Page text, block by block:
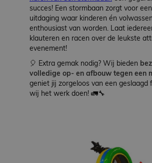
Contact
Indoor
Springparadijs
zoeken
succes! Een stormbaan zorgt voor
uitdaging waar kinderen én
enthousiast van worden. Laat
klauteren en racen over de leukste
evenement!
🎈 Extra gemak nodig? Wij bieden
volledige op- en afbouw tegen een
geniet jij zorgeloos van een geslaagd
wij het werk doen! 🚛🔧